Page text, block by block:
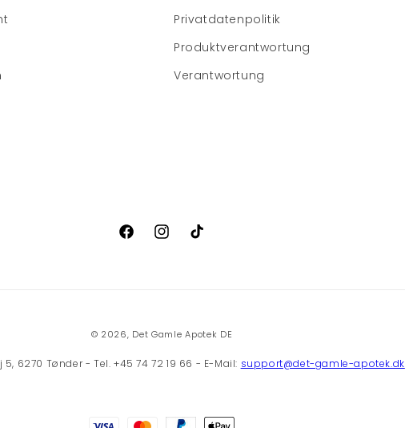
Privatdatenpolitik
Produktverantwortung
Verantwortung
FacebookInstagram
TikTok
© 2026, Det Gamle Apotek DE
6270 Tønder - Tel. +45 74 72 19 66 - E-Mail: support@det-gamle-apotek.dk